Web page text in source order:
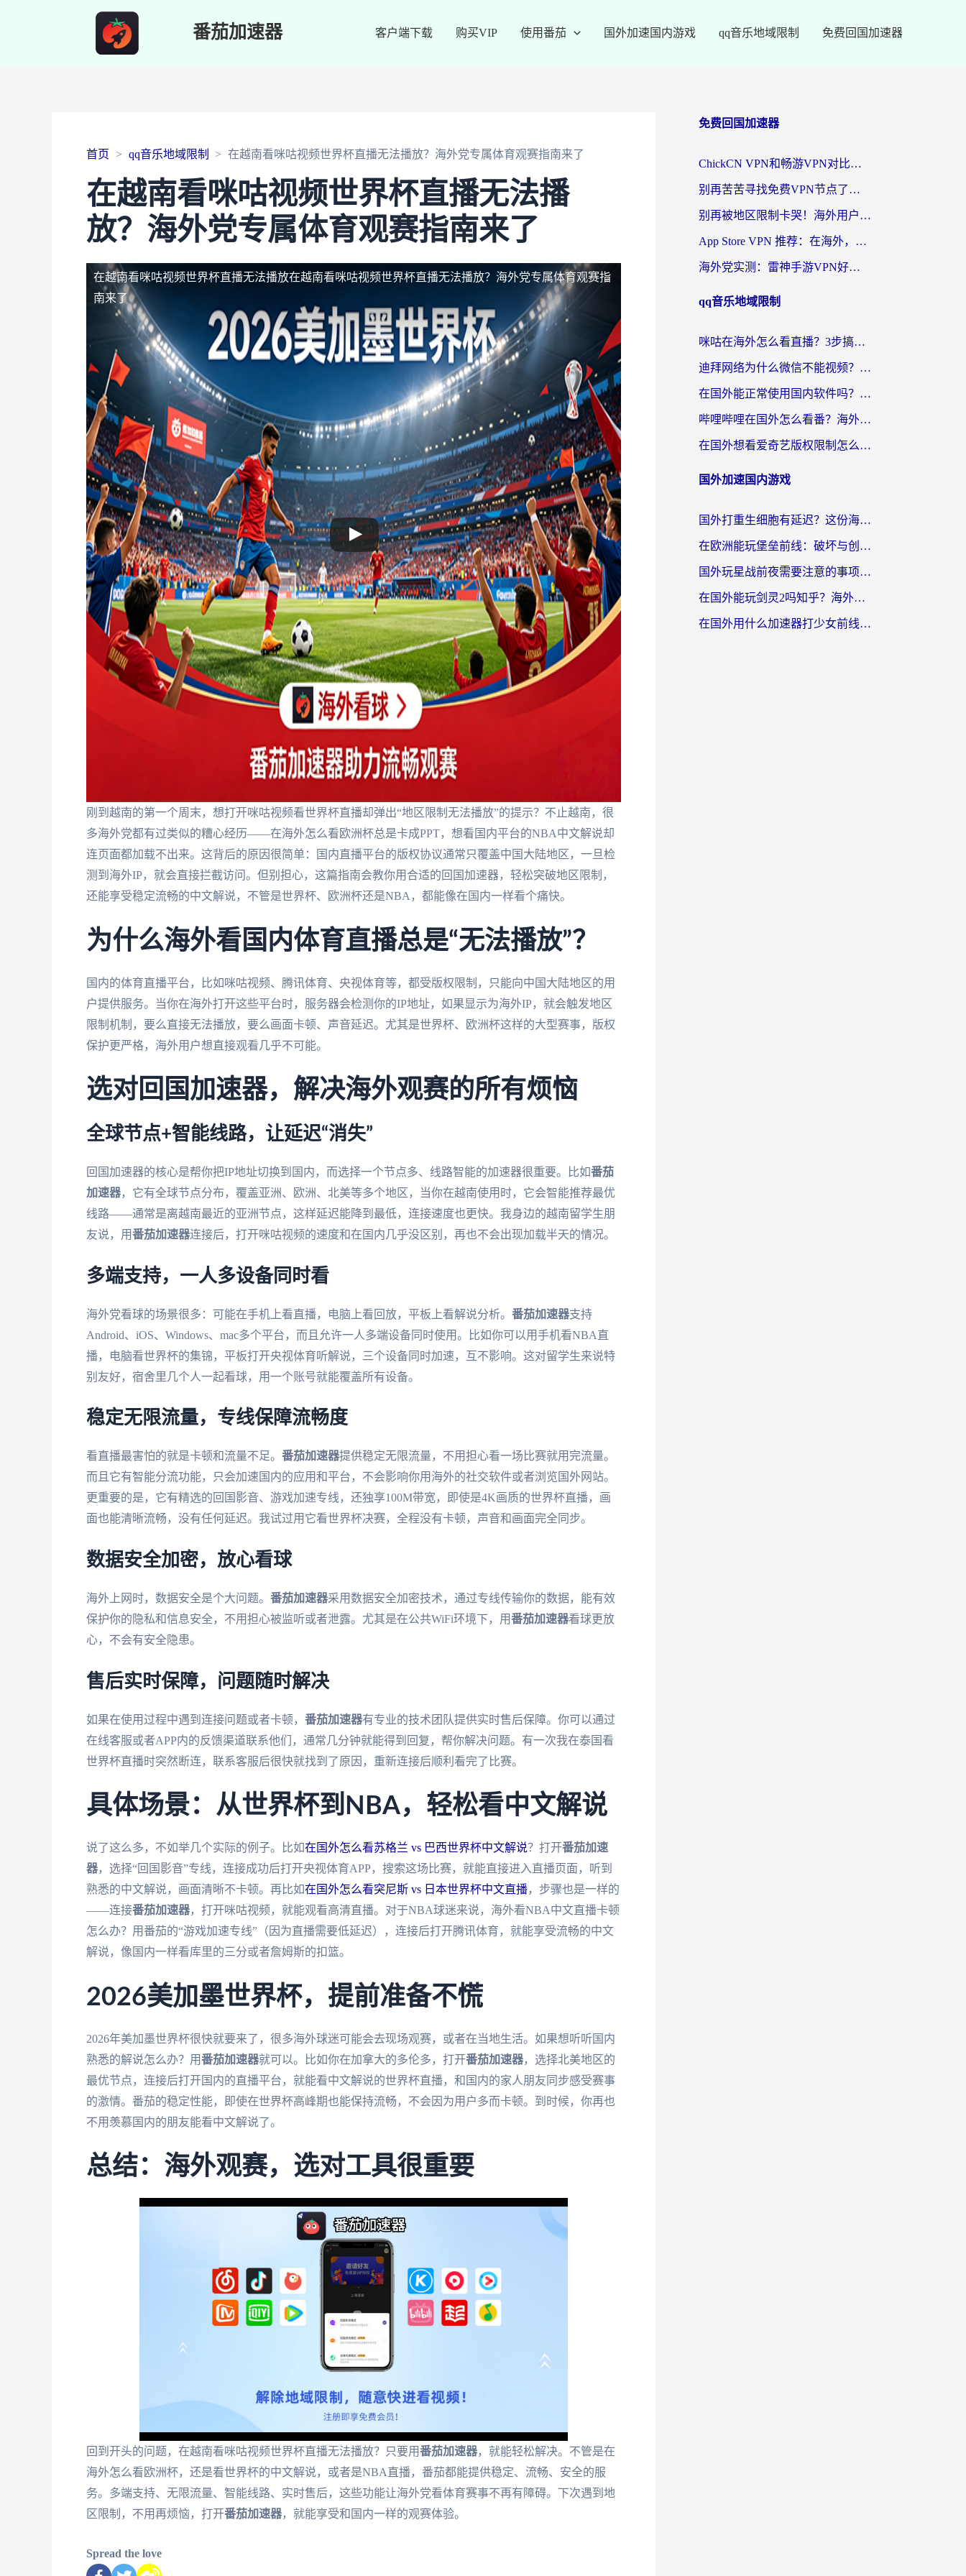
番茄加速器 客户端下载 购买VIP 使用番茄 国外加速国内游戏 qq音乐地域限制 免费回国加速器
首页 qq音乐地域限制 在越南看咪咕视频世界杯直播无法播放？海外党专属体育观赛指南来了
在越南看咪咕视频世界杯直播无法播
放？海外党专属体育观赛指南来了
在越南看咪咕视频世界杯直播无法播放在越南看咪咕视频世界杯直播无法播放？海外党专属体育观赛指
南来了
刚到越南的第一个周末，想打开咪咕视频看世界杯直播却弹出“地区限制无法播放”的提示？不止越南，很
多海外党都有过类似的糟心经历——在海外怎么看欧洲杯总是卡成PPT，想看国内平台的NBA中文解说却
连页面都加载不出来。这背后的原因很简单：国内直播平台的版权协议通常只覆盖中国大陆地区，一旦检
测到海外IP，就会直接拦截访问。但别担心，这篇指南会教你用合适的回国加速器，轻松突破地区限制，
还能享受稳定流畅的中文解说，不管是世界杯、欧洲杯还是NBA，都能像在国内一样看个痛快。
为什么海外看国内体育直播总是“无法播放”？
国内的体育直播平台，比如咪咕视频、腾讯体育、央视体育等，都受版权限制，只能向中国大陆地区的用
户提供服务。当你在海外打开这些平台时，服务器会检测你的IP地址，如果显示为海外IP，就会触发地区
限制机制，要么直接无法播放，要么画面卡顿、声音延迟。尤其是世界杯、欧洲杯这样的大型赛事，版权
保护更严格，海外用户想直接观看几乎不可能。
选对回国加速器，解决海外观赛的所有烦恼
全球节点+智能线路，让延迟“消失”
回国加速器的核心是帮你把IP地址切换到国内，而选择一个节点多、线路智能的加速器很重要。比如番茄
加速器，它有全球节点分布，覆盖亚洲、欧洲、北美等多个地区，当你在越南使用时，它会智能推荐最优
线路——通常是离越南最近的亚洲节点，这样延迟能降到最低，连接速度也更快。我身边的越南留学生朋
友说，用番茄加速器连接后，打开咪咕视频的速度和在国内几乎没区别，再也不会出现加载半天的情况。
多端支持，一人多设备同时看
海外党看球的场景很多：可能在手机上看直播，电脑上看回放，平板上看解说分析。 番茄加速器支持
Android、iOS、Windows、mac多个平台，而且允许一人多端设备同时使用。比如你可以用手机看NBA直
播，电脑看世界杯的集锦，平板打开央视体育听解说，三个设备同时加速，互不影响。这对留学生来说特
别友好，宿舍里几个人一起看球，用一个账号就能覆盖所有设备。
稳定无限流量，专线保障流畅度
看直播最害怕的就是卡顿和流量不足。 番茄加速器提供稳定无限流量，不用担心看一场比赛就用完流量。
而且它有智能分流功能，只会加速国内的应用和平台，不会影响你用海外的社交软件或者浏览国外网站。
更重要的是，它有精选的回国影音、游戏加速专线，还独享100M带宽，即使是4K画质的世界杯直播，画
面也能清晰流畅，没有任何延迟。我试过用它看世界杯决赛，全程没有卡顿，声音和画面完全同步。
数据安全加密，放心看球
海外上网时，数据安全是个大问题。 番茄加速器采用数据安全加密技术，通过专线传输你的数据，能有效
保护你的隐私和信息安全，不用担心被监听或者泄露。尤其是在公共WiFi环境下，用番茄加速器看球更放
心，不会有安全隐患。
售后实时保障，问题随时解决
如果在使用过程中遇到连接问题或者卡顿， 番茄加速器有专业的技术团队提供实时售后保障。你可以通过
在线客服或者APP内的反馈渠道联系他们，通常几分钟就能得到回复，帮你解决问题。有一次我在泰国看
世界杯直播时突然断连，联系客服后很快就找到了原因，重新连接后顺利看完了比赛。
具体场景：从世界杯到NBA，轻松看中文解说
说了这么多，不如举几个实际的例子。比如在国外怎么看苏格兰 vs 巴西世界杯中文解说？打开番茄加速
器，选择“回国影音”专线，连接成功后打开央视体育APP，搜索这场比赛，就能直接进入直播页面，听到
熟悉的中文解说，画面清晰不卡顿。再比如在国外怎么看突尼斯 vs 日本世界杯中文直播，步骤也是一样的
——连接番茄加速器，打开咪咕视频，就能观看高清直播。对于NBA球迷来说，海外看NBA中文直播卡顿
怎么办？用番茄的“游戏加速专线”（因为直播需要低延迟），连接后打开腾讯体育，就能享受流畅的中文
解说，像国内一样看库里的三分或者詹姆斯的扣篮。
2026美加墨世界杯，提前准备不慌
2026年美加墨世界杯很快就要来了，很多海外球迷可能会去现场观赛，或者在当地生活。如果想听听国内
熟悉的解说怎么办？用番茄加速器就可以。比如你在加拿大的多伦多，打开番茄加速器，选择北美地区的
最优节点，连接后打开国内的直播平台，就能看中文解说的世界杯直播，和国内的家人朋友同步感受赛事
的激情。番茄的稳定性能，即使在世界杯高峰期也能保持流畅，不会因为用户多而卡顿。到时候，你再也
不用羡慕国内的朋友能看中文解说了。
总结：海外观赛，选对工具很重要
回到开头的问题，在越南看咪咕视频世界杯直播无法播放？只要用番茄加速器，就能轻松解决。不管是在
海外怎么看欧洲杯，还是看世界杯的中文解说，或者是NBA直播，番茄都能提供稳定、流畅、安全的服
务。多端支持、无限流量、智能线路、实时售后，这些功能让海外党看体育赛事不再有障碍。下次遇到地
区限制，不用再烦恼，打开番茄加速器，就能享受和国内一样的观赛体验。
Spread the love
免费回国加速器
ChickCN VPN和畅游VPN对比哪个回国效果更好？海外党必看的回国加速器选择指南
别再苦苦寻找免费VPN节点了，这才是海外访问国内资源的正确姿势
别再被地区限制卡哭！海外用户vpn中国下载全攻略，无缝刷剧办公社交
App Store VPN 推荐：在海外，如何找回那扇回家的“任意门”？
海外党实测：雷神手游VPN好用吗？和闪电VPN对比哪个回国效果更好？附小众工具深度测评
qq音乐地域限制
咪咕在海外怎么看直播？3步搞定地域限制，还能畅看腾讯视频与国内热剧
迪拜网络为什么微信不能视频？海外党必看的回国加速全攻略
在国外能正常使用国内软件吗？海外党亲测有效的无缝访问指南
哔哩哔哩在国外怎么看番？海外党追剧看片的终极解决方案
在国外想看爱奇艺版权限制怎么办？海外华人必看的追剧自由指南
国外加速国内游戏
国外打重生细胞有延迟？这份海外畅玩国服游戏加速器终极指南请收好
在欧洲能玩堡垒前线：破坏与创造吗？海外党国服游戏不卡顿的秘密
国外玩星战前夜需要注意的事项：一份来自老玩家的网络生存指南
在国外能玩剑灵2吗知乎？海外党亲测有效的国服游戏加速指南
在国外用什么加速器打少女前线：云图计划不卡？一个老玩家的掏心分享